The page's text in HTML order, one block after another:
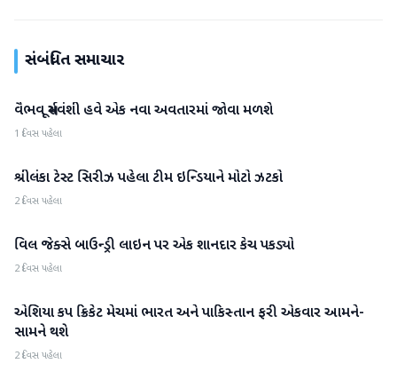
સંબંધિત સમાચાર
રમતગમત
વૈભવ સૂર્યવંશી હવે એક નવા અવતારમાં જોવા મળશે
1 દિવસ પહેલા
રમતગમત
શ્રીલંકા ટેસ્ટ સિરીઝ પહેલા ટીમ ઇન્ડિયાને મોટો ઝટકો
2 દિવસ પહેલા
રમતગમત
વિલ જેક્સે બાઉન્ડ્રી લાઇન પર એક શાનદાર કેચ પકડ્યો
2 દિવસ પહેલા
રમતગમત
એશિયા કપ ક્રિકેટ મેચમાં ભારત અને પાકિસ્તાન ફરી એકવાર આમને-
સામને થશે
2 દિવસ પહેલા